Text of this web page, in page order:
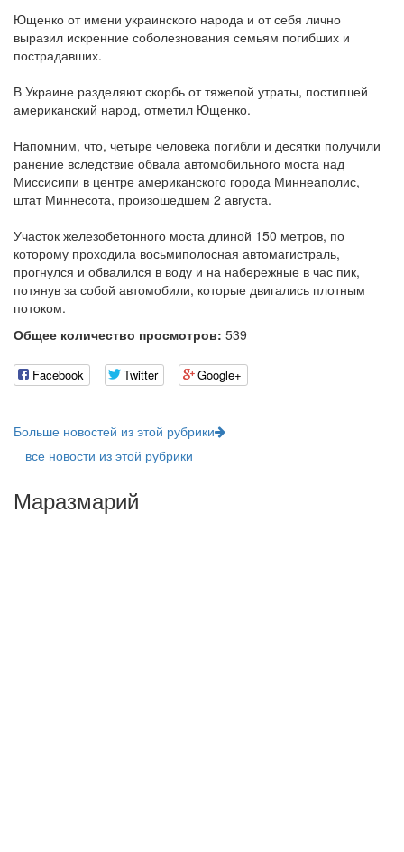
Ющенко от имени украинского народа и от себя лично
выразил искренние соболезнования семьям погибших и
пострадавших.
В Украине разделяют скорбь от тяжелой утраты, постигшей
американский народ, отметил Ющенко.
Напомним, что, четыре человека погибли и десятки получили
ранение вследствие обвала автомобильного моста над
Миссисипи в центре американского города Миннеаполис,
штат Миннесота, произошедшем 2 августа.
Участок железобетонного моста длиной 150 метров, по
которому проходила восьмиполосная автомагистраль,
прогнулся и обвалился в воду и на набережные в час пик,
потянув за собой автомобили, которые двигались плотным
потоком.
Общее количество просмотров: 539
Facebook Twitter Google+
Больше новостей из этой рубрики
все новости из этой рубрики
Маразмарий